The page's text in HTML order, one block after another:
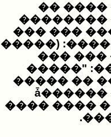
������
��������
�������.
���� �����
���� ��
������".
����� ������ ����� ���� ������ǡ
����
.